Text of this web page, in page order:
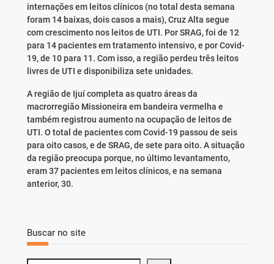
internações em leitos clínicos (no total desta semana
foram 14 baixas, dois casos a mais), Cruz Alta segue
com crescimento nos leitos de UTI. Por SRAG, foi de 12
para 14 pacientes em tratamento intensivo, e por Covid-
19, de 10 para 11. Com isso, a região perdeu três leitos
livres de UTI e disponibiliza sete unidades.
A região de Ijuí completa as quatro áreas da
macrorregião Missioneira em bandeira vermelha e
também registrou aumento na ocupação de leitos de
UTI. O total de pacientes com Covid-19 passou de seis
para oito casos, e de SRAG, de sete para oito. A situação
da região preocupa porque, no último levantamento,
eram 37 pacientes em leitos clínicos, e na semana
anterior, 30.
Buscar no site